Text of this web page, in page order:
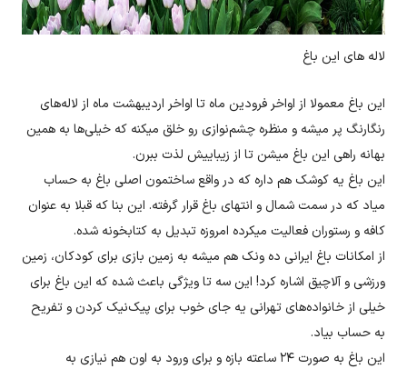
لاله های این باغ
این باغ معمولا از اواخر فرودین ماه تا اواخر اردیبهشت ماه از لاله‌های
رنگارنگ پر میشه و منظره چشم‌نوازی رو خلق میکنه که خیلی‌ها به همین
بهانه راهی این باغ میشن تا از زیباییش لذت ببرن.
این باغ یه کوشک هم داره که در واقع ساختمون اصلی باغ به حساب
میاد که در سمت شمال و انتهای باغ قرار گرفته. این بنا که قبلا به عنوان
کافه و رستوران فعالیت میکرده امروزه تبدیل به کتابخونه شده.
از امکانات باغ ایرانی ده ونک هم میشه به زمین بازی برای کودکان، زمین
ورزشی و آلاچیق اشاره کرد! این سه تا ویژگی باعث شده که این باغ برای
خیلی از خانواده‌های تهرانی یه جای خوب برای پیک‌نیک کردن و تفریح
به حساب بیاد.
این باغ به صورت ۲۴ ساعته بازه و برای ورود به اون هم نیازی به